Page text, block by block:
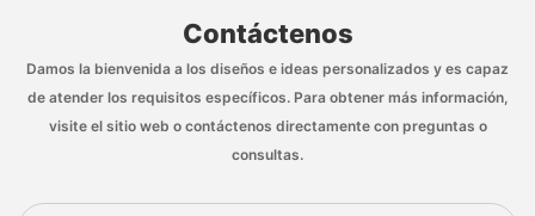
Contáctenos
Damos la bienvenida a los diseños e ideas personalizados y es capaz
de atender los requisitos específicos. Para obtener más información,
visite el sitio web o contáctenos directamente con preguntas o
consultas.